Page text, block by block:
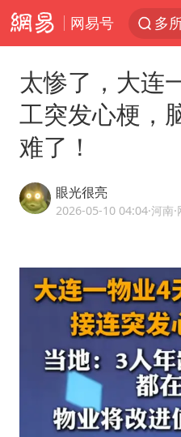
网易号
多
浙
万
习
太惨了，大连
工突发心梗，
难了！
眼光很亮
2026-05-10 04:04·河南